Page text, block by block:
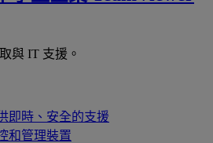
與 IT 支援。
即時、安全的支援
和管理裝置